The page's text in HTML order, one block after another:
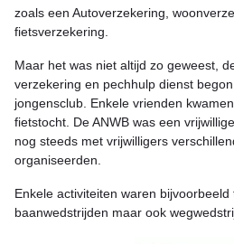
zoals een Autoverzekering,
fietsverzekering.
Maar het was niet altijd zo geweest,
verzekering en pechhulp dienst
jongensclub. Enkele vrienden
fietstocht. De ANWB was een
nog steeds met vrijwilligers
organiseerden.
Enkele activiteiten waren
baanwedstrijden maar ook